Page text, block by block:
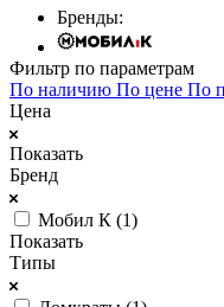
Бренды:
Фильтр по параметрам
По наличию По цене По
Цена
Показать
Бренд
Мобил К (1)
Показать
Типы